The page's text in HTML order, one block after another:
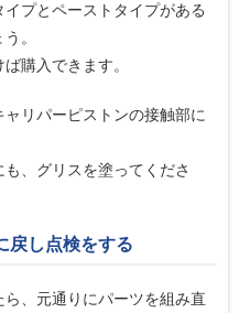
プとペーストタイプがある
。
購入できます。
リパーピストンの接触部に
、グリスを塗ってくださ
戻し点検をする
、元通りにパーツを組み直